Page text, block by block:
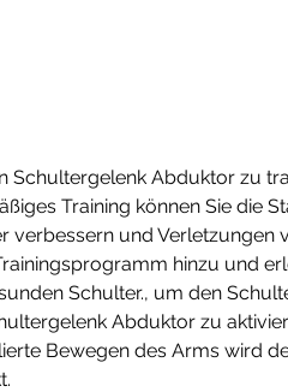
Training können Sie die
verbessern und Verletzungen
hinzu und
Schulter., um den
Abduktor zu
Bewegen des Arms wird